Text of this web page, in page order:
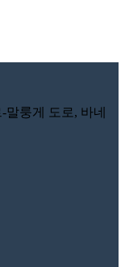
룽게 도로, 바네